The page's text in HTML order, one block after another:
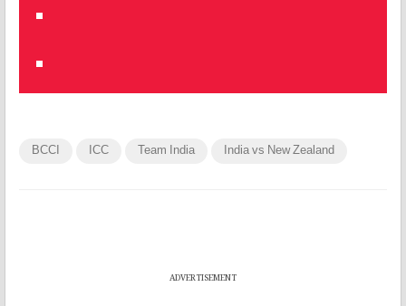
BCCI ICC Team India India vs New Zealand
ADVERTISEMENT